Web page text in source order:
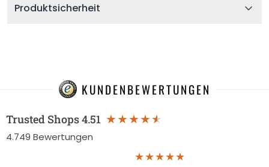
Produktsicherheit
KUNDENBEWERTUNGEN
Trusted Shops4.51
4.749 Bewertungen